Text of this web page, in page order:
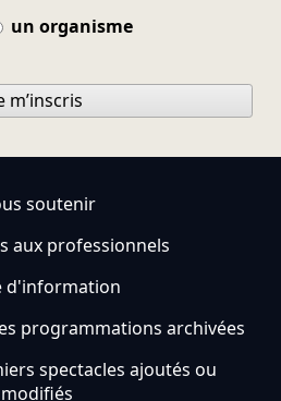
un organisme
m’inscris
soutenir
aux professionnels
d'information
programmations archivées
spectacles ajoutés ou
modifiés